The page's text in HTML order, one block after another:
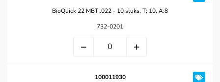
BioQuick 22 MBT .022 - 10 stuks, T: 10, A:8
732-0201
100011930